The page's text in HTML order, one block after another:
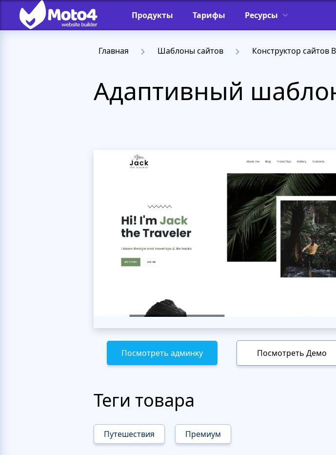
Продукты Тарифы Ресурсы
Главная Шаблоны сайтов Конструктор сайтов
Адаптивный
Посмотреть админку Посмотреть Демо
Теги товара
Путешествия Премиум